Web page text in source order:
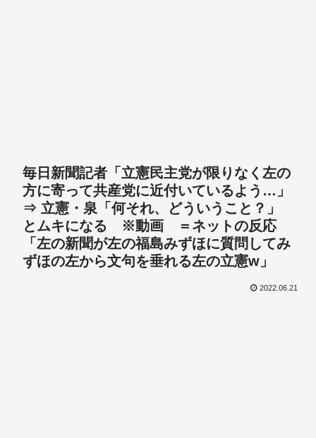
毎日新聞記者「立憲民主党が限りなく左の
方に寄って共産党に近付いているよう…」
⇒ 立憲・泉「何それ、どういうこと？」
とムキになる ※動画 ＝ネットの反応
「左の新聞が左の福島みずほに質問してみ
ずほの左から文句を垂れる左の立憲w」
2022.06.21